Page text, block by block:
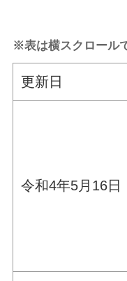
※表は横スクロール
更新日
令和4年5月16日